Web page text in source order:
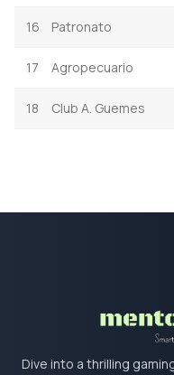
16 Patronato
17 Agropecuario
18 Club A. Guemes
Dive into a thrilling